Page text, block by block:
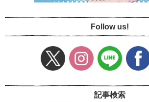
Follow us!
記事検索